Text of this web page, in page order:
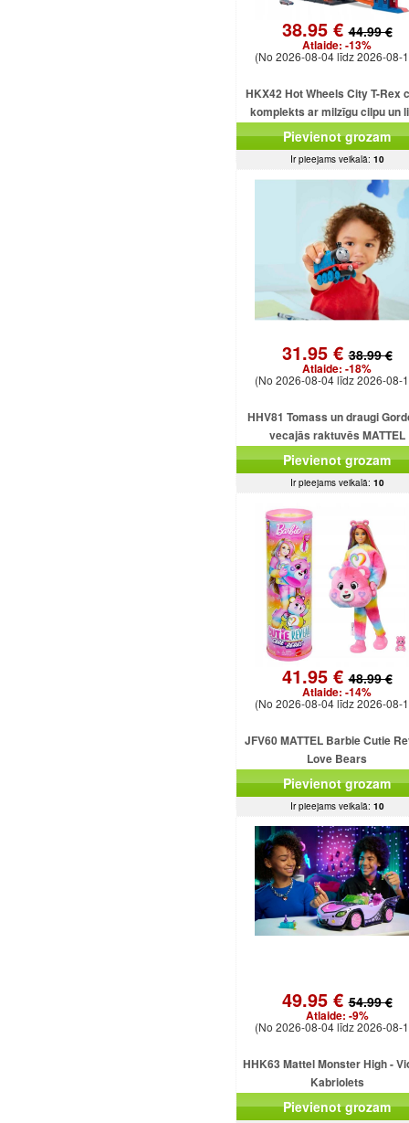
38.95 €44.99 €
Atlaide: -13%
(No 2026-08-04 līdz 2026-08-
HKX42 Hot Wheels City T-Rex
komplekts ar milzīgu cilpu un
dinozauru
Pievienot grozam
Ir pieejams veikalā: 10
31.95 €38.99 €
Atlaide: -18%
(No 2026-08-04 līdz 2026-08-
HHV81 Tomass un draugi
vecajās raktuvēs MATTEL
Pievienot grozam
Ir pieejams veikalā: 10
41.95 €48.99 €
Atlaide: -14%
(No 2026-08-04 līdz 2026-08-
JFV60 MATTEL Barbie Cutie
Love Bears
Pievienot grozam
Ir pieejams veikalā: 10
49.95 €54.99 €
Atlaide: -9%
(No 2026-08-04 līdz 2026-08-
HHK63 Mattel Monster High -
Kabriolets
Pievienot grozam